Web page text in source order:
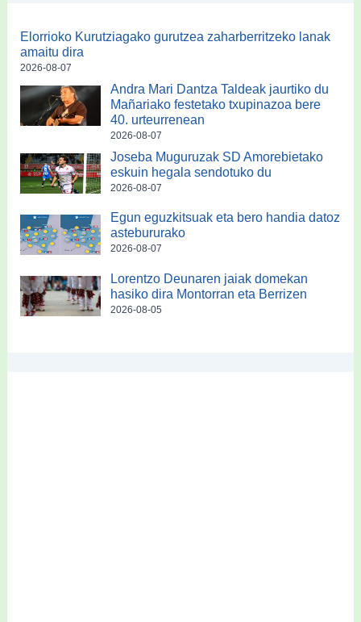
Elorrioko Kurutziagako gurutzea zaharberritzeko lanak
amaitu dira
2026-08-07
Andra Mari Dantza Taldeak jaurtiko du
Mañariako festetako txupinazoa bere
40. urteurrenean
2026-08-07
Joseba Muguruzak SD Amorebietako
eskuin hegala sendotuko du
2026-08-07
Egun eguzkitsuak eta bero handia datoz
astebururako
2026-08-07
Lorentzo Deunaren jaiak domekan
hasiko dira Montorran eta Berrizen
2026-08-05